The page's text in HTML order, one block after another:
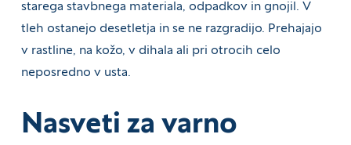
starega stavbnega materiala, odpadkov in gnojil. V
tleh ostanejo desetletja in se ne razgradijo. Prehajajo
v rastline, na kožo, v dihala ali pri otrocih celo
neposredno v usta.
Nasveti za varno